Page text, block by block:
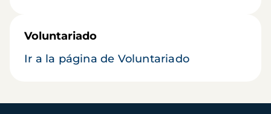
Voluntariado
Ir a la página de Voluntariado